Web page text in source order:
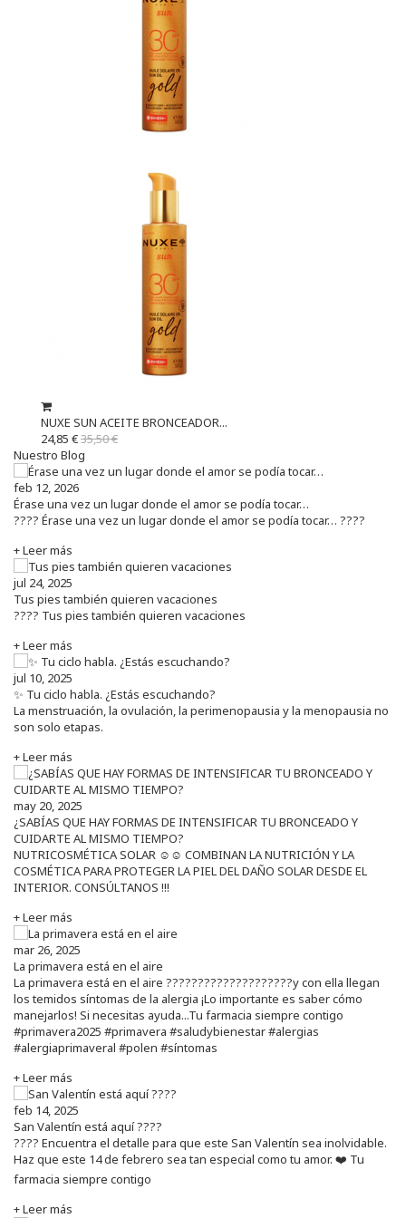
NUXE SUN ACEITE BRONCEADOR...
24,85 €35,50 €
Nuestro Blog
feb 12, 2026
Érase una vez un lugar donde el amor se podía tocar…
???? Érase una vez un lugar donde el amor se podía tocar… ????
+ Leer más
jul 24, 2025
Tus pies también quieren vacaciones
???? Tus pies también quieren vacaciones
+ Leer más
jul 10, 2025
✨ Tu ciclo habla. ¿Estás escuchando?
La menstruación, la ovulación, la perimenopausia y la menopausia no
son solo etapas.
+ Leer más
may 20, 2025
¿SABÍAS QUE HAY FORMAS DE INTENSIFICAR TU BRONCEADO Y
CUIDARTE AL MISMO TIEMPO?
NUTRICOSMÉTICA SOLAR ☺️☺️ COMBINAN LA NUTRICIÓN Y LA
COSMÉTICA PARA PROTEGER LA PIEL DEL DAÑO SOLAR DESDE EL
INTERIOR. CONSÚLTANOS !!!
+ Leer más
mar 26, 2025
La primavera está en el aire
La primavera está en el aire ????????????????????y con ella llegan
los temidos síntomas de la alergia ¡Lo importante es saber cómo
manejarlos! Si necesitas ayuda...Tu farmacia siempre contigo
#primavera2025 #primavera #saludybienestar #alergias
#alergiaprimaveral #polen #síntomas
+ Leer más
feb 14, 2025
San Valentín está aquí ????
???? Encuentra el detalle para que este San Valentín sea inolvidable.
Haz que este 14 de febrero sea tan especial como tu amor. ❤️ Tu
farmacia siempre contigo
+ Leer más